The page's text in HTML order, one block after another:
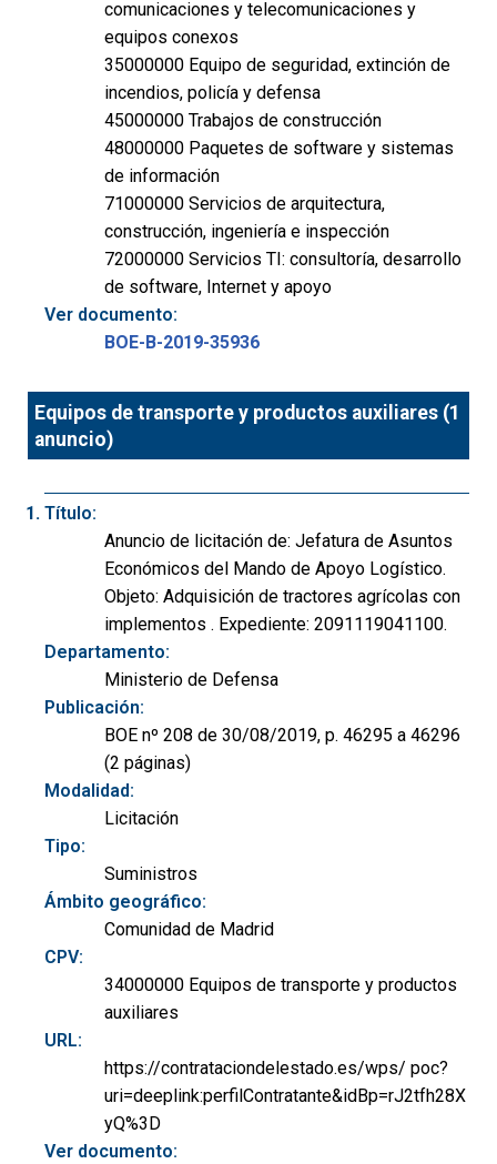
comunicaciones y telecomunicaciones y
equipos conexos
35000000 Equipo de seguridad, extinción de
incendios, policía y defensa
45000000 Trabajos de construcción
48000000 Paquetes de software y sistemas
de información
71000000 Servicios de arquitectura,
construcción, ingeniería e inspección
72000000 Servicios TI: consultoría, desarrollo
de software, Internet y apoyo
Ver documento:
BOE-B-2019-35936
Equipos de transporte y productos auxiliares (1
anuncio)
Título:
Anuncio de licitación de: Jefatura de Asuntos
Económicos del Mando de Apoyo Logístico.
Objeto: Adquisición de tractores agrícolas con
implementos . Expediente: 2091119041100.
Departamento:
Ministerio de Defensa
Publicación:
BOE nº 208 de 30/08/2019, p. 46295 a 46296
(2 páginas)
Modalidad:
Licitación
Tipo:
Suministros
Ámbito geográfico:
Comunidad de Madrid
CPV:
34000000 Equipos de transporte y productos
auxiliares
URL:
https://contrataciondelestado.es/wps/ poc?
uri=deeplink:perfilContratante&idBp=rJ2tfh28X
yQ%3D
Ver documento: